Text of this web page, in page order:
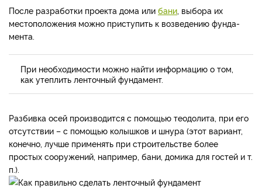
После разработки проек­та дома или бани, выбора их
местоположения можно при­ступить к возведению фунда­
мента.
При необходимости можно найти информацию о том,
как утеплить ленточный фундамент.
Разбивка осей производится с помощью тео­долита, при его
отсутствии – с помощью колышков и шнура (этот вариант,
конечно, лучше применять при строительстве более
простых сооружений, например, бани, домика для го­стей и т.
п.).